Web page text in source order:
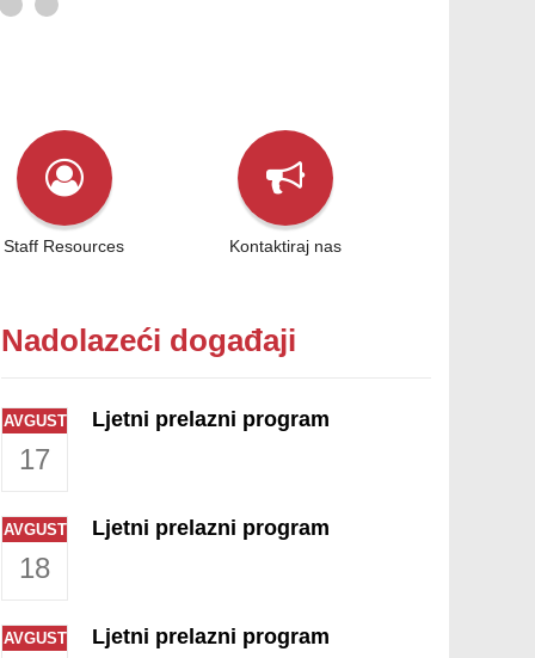
Staff Resources Kontaktiraj nas
Nadolazeći događaji
AVGUST
17
Ljetni prelazni program
AVGUST
18
Ljetni prelazni program
AVGUST Ljetni prelazni program